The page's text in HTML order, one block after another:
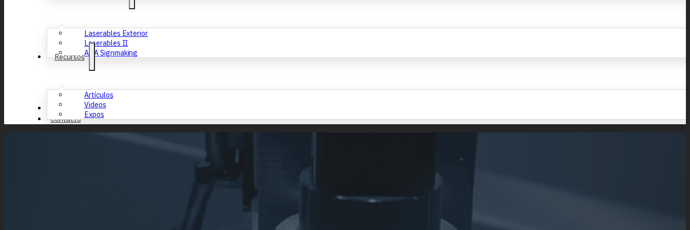
Laserables Exterior
Laserables II
ADA Signmaking
Recursos
Artículos
Videos
Expos
Nosotros
Contacto